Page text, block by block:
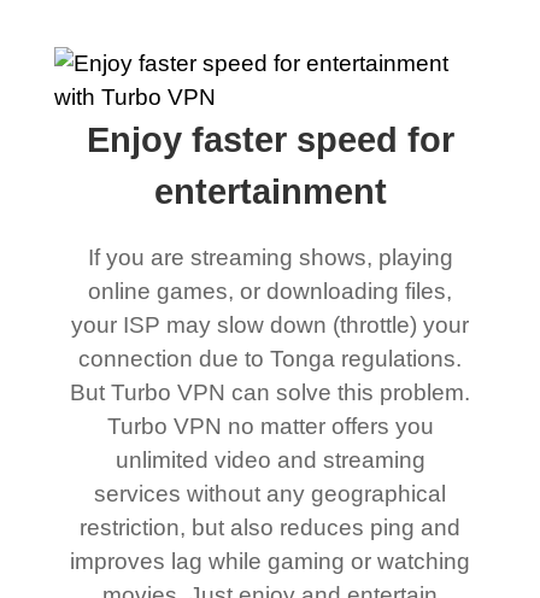
Enjoy faster speed for
entertainment
If you are streaming shows, playing
online games, or downloading files,
your ISP may slow down (throttle) your
connection due to Tonga regulations.
But Turbo VPN can solve this problem.
Turbo VPN no matter offers you
unlimited video and streaming
services without any geographical
restriction, but also reduces ping and
improves lag while gaming or watching